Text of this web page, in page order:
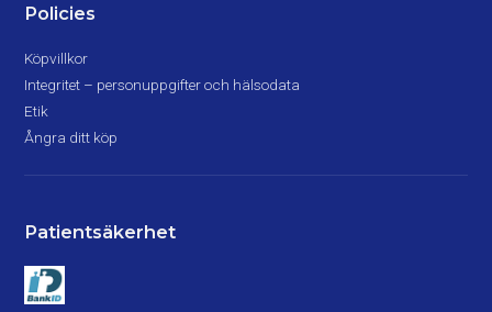
Policies
Köpvillkor
Integritet – personuppgifter och hälsodata
Etik
Ångra ditt köp
Patientsäkerhet